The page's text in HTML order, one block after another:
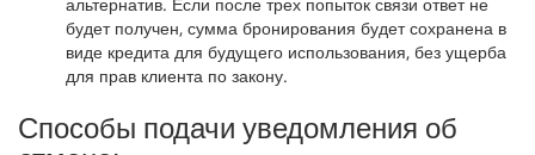
будет получен, сумма бронирования будет сохранена в
виде кредита для будущего использования, без ущерба
для прав клиента по закону.
Способы подачи уведомления об